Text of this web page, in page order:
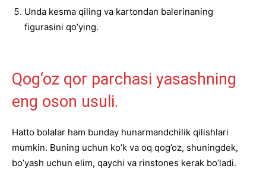
Unda kesma qiling va kartondan balerinaning
figurasini qo’ying.
Qog‘oz qor parchasi yasashning
eng oson usuli.
Hatto bolalar ham bunday hunarmandchilik qilishlari
mumkin. Buning uchun ko’k va oq qog’oz, shuningdek,
bo’yash uchun elim, qaychi va rinstones kerak bo’ladi.